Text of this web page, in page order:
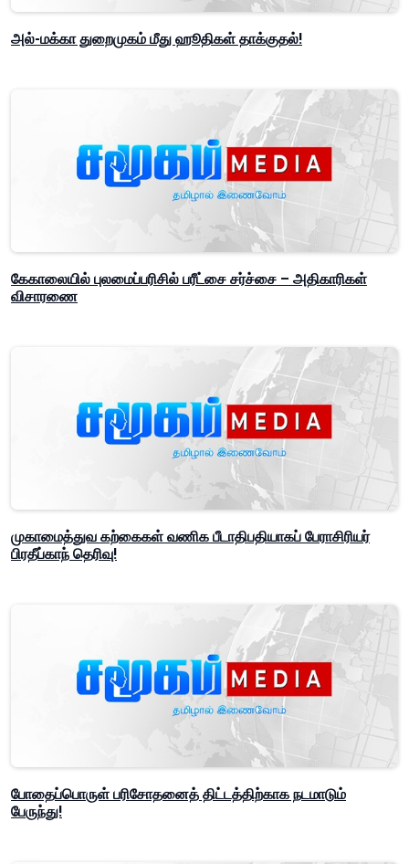
அல்-மக்கா துறைமுகம் மீது ஹூதிகள் தாக்குதல்!
கேகாலையில் புலமைப்பரிசில் பரீட்சை சர்ச்சை – அதிகாரிகள்
விசாரணை
முகாமைத்துவ கற்கைகள் வணிக பீடாதிபதியாகப் பேராசிரியர்
பிரதீப்காந் தெரிவு!
போதைப்பொருள் பரிசோதனைத் திட்டத்திற்காக நடமாடும்
பேருந்து!